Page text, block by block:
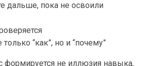
дальше, пока не освоили
“как”, но и “почему”
формируется не иллюзия навыка,